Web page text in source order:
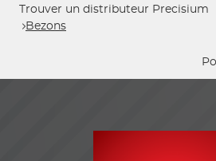
Trouver un distributeur Precisium
Bezons